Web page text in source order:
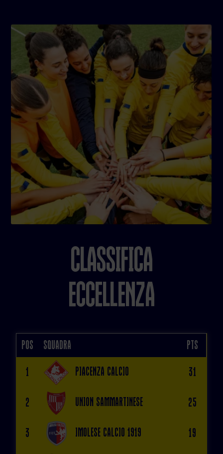
Classifica
ECCELLENZA
Pos Squadra Pts
1 Piacenza Calcio 31
2 Union Sammartinese 25
3 Imolese Calcio 1919 19